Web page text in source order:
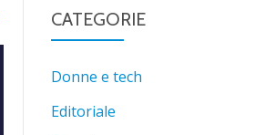
CATEGORIE
Donne e tech
Editoriale